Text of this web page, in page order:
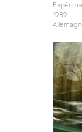
1989